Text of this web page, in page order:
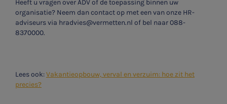
Heeft u vragen over ADV of de toepassing binnen uw
organisatie? Neem dan contact op met een van onze HR-
adviseurs via hradvies@vermetten.nl of bel naar 088-
8370000.
Lees ook:Vakantieopbouw, verval en verzuim: hoe zit het
precies?